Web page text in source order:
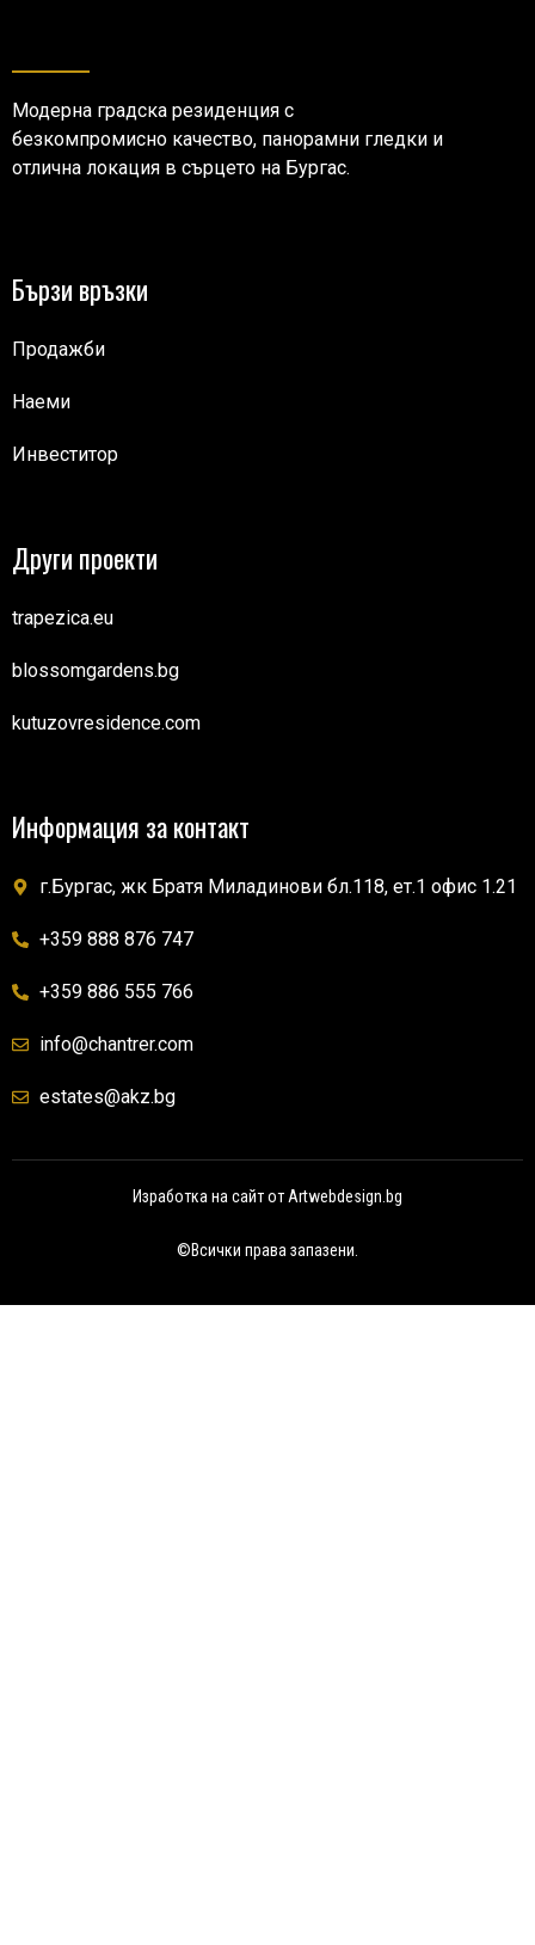
Модерна градска резиденция с
безкомпромисно качество, панорамни гледки и
отлична локация в сърцето на Бургас.
Бързи връзки
Продажби
Наеми
Инвеститор
Други проекти
trapezica.eu
blossomgardens.bg
kutuzovresidence.com
Информация за контакт
г.Бургас, жк Братя Миладинови бл.118, ет.1 офис 1.21
+359 888 876 747
+359 886 555 766
info@chantrer.com
estates@akz.bg
Изработка на сайт от Artwebdesign.bg
©Всички права запазени.